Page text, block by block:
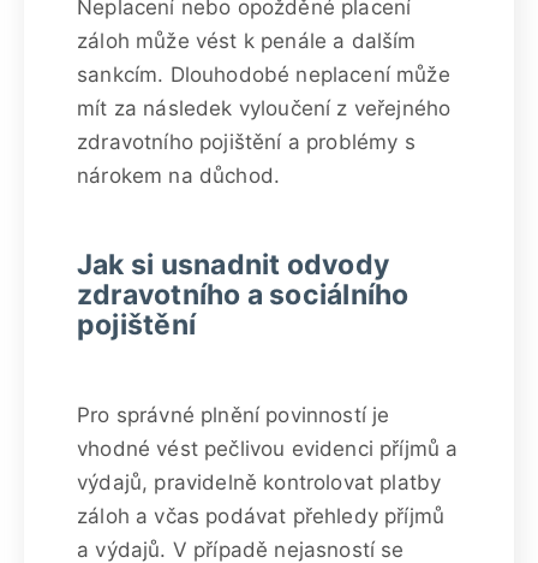
Neplacení nebo opožděné placení
záloh může vést k penále a dalším
sankcím. Dlouhodobé neplacení může
mít za následek vyloučení z veřejného
zdravotního pojištění a problémy s
nárokem na důchod.
Jak si usnadnit odvody
zdravotního a sociálního
pojištění
Pro správné plnění povinností je
vhodné vést pečlivou evidenci příjmů a
výdajů, pravidelně kontrolovat platby
záloh a včas podávat přehledy příjmů
a výdajů. V případě nejasností se